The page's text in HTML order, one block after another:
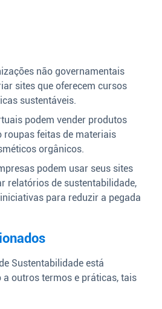
não governamentais
sites que oferecem cursos
sustentáveis.
podem vender produtos
roupas feitas de materiais
orgânicos.
podem usar seus sites
relatórios de sustentabilidade,
para reduzir a pegada
Sustentabilidade está
outros termos e práticas, tais